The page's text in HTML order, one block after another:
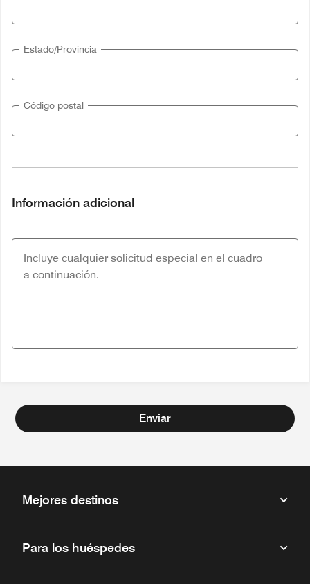
Estado/Provincia
Código postal
Información adicional
Enviar
Mejores destinos
Para los huéspedes